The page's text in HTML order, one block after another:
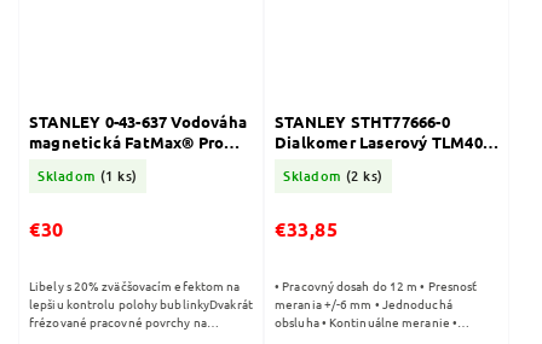
STANLEY 0-43-637 Vodováha
magnetická FatMax® Pro
Skladom (1 ks)
€30
Libely s 20% zväčšovacím efektom na
lepšiu kontrolu polohy bublinkyDvakrát
frézované pracovné povrchy na
STANLEY STHT77666-0
Dialkomer Laserový TLM40 -
Skladom (2 ks)
€33,85
• Pracovný dosah do 12 m • Presnosť
merania +/-6 mm • Jednoduchá
obsluha • Kontinuálne meranie •